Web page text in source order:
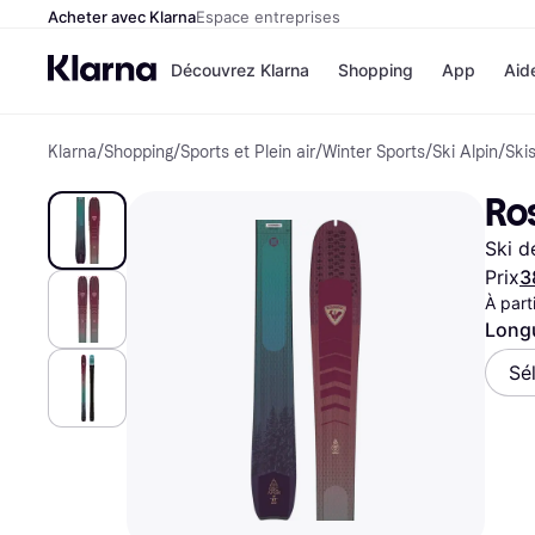
Acheter avec KlarnaEspace entreprises
Découvrez Klarna
Options de
Payer maintenant
Paiement en 3 fois
Paiement à 30 jours
Klarna sur Apple Pay
Shopping
Magasins
Airbnb
Temu
JD
Voir tous
App
Klarna/Shopping/Sports et Plein air/Winter Sports/Ski Alpin/
Ski
Prix
À